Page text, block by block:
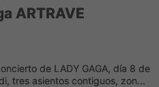
ARTRAVE
de LADY GAGA, día 8 de
tres asientos contiguos, zon...